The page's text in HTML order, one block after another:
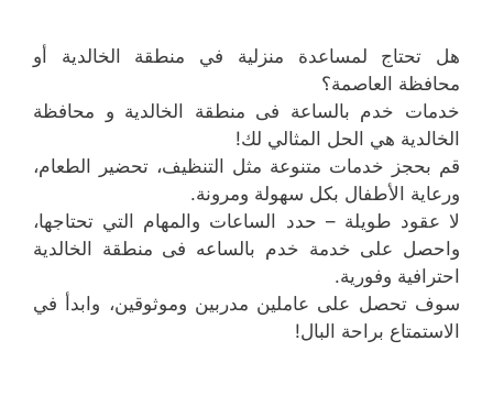
هل تحتاج لمساعدة منزلية في منطقة الخالدية أو
محافظة العاصمة؟
خدمات خدم بالساعة فى منطقة الخالدية و محافظة
الخالدية هي الحل المثالي لك!
قم بحجز خدمات متنوعة مثل التنظيف، تحضير الطعام،
ورعاية الأطفال بكل سهولة ومرونة.
لا عقود طويلة – حدد الساعات والمهام التي تحتاجها،
واحصل على خدمة خدم بالساعه فى منطقة الخالدية
احترافية وفورية.
سوف تحصل على عاملين مدربين وموثوقين، وابدأ في
الاستمتاع براحة البال!